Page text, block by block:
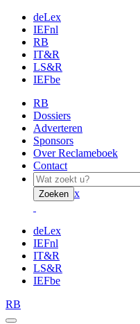
deLex
IEFnl
RB
IT&R
LS&R
IEFbe
RB
Dossiers
Adverteren
Sponsors
Over Reclameboek
Contact
Zoeken x
deLex
IEFnl
IT&R
LS&R
IEFbe
RB